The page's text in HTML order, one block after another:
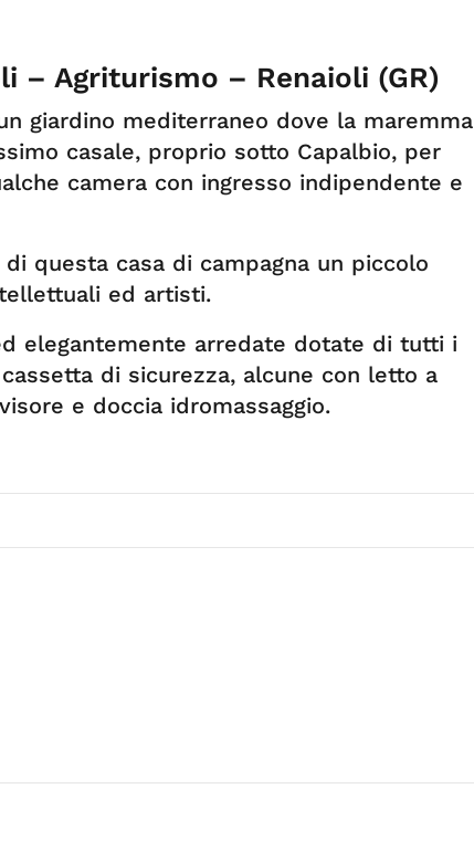
– Agriturismo – Renaioli (GR)
giardino mediterraneo dove la maremma
casale, proprio sotto Capalbio, per
camera con ingresso indipendente e
questa casa di campagna un piccolo
ed artisti.
elegantemente arredate dotate di tutti i
di sicurezza, alcune con letto a
e doccia idromassaggio.